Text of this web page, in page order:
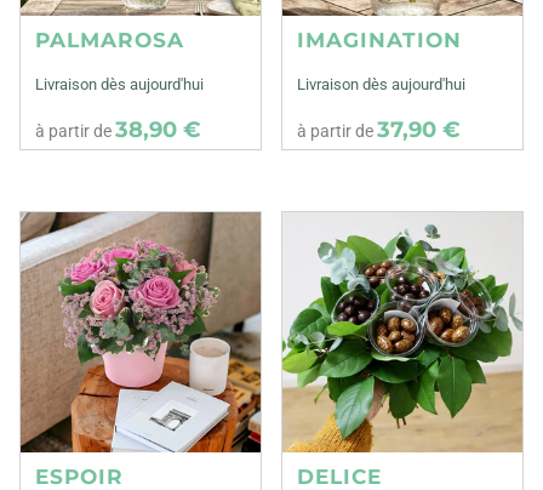
PALMAROSA
Livraison dès aujourd'hui
à partir de38,90 €
IMAGINATION
Livraison dès aujourd'hui
à partir de37,90 €
ESPOIR
DELICE